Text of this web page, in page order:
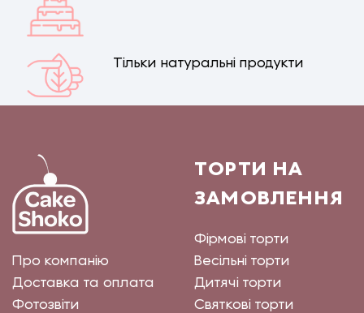
Тільки натуральні продукти
Про компанію
Доставка та оплата
Фотозвіти
ТОРТИ НА
ЗАМОВЛЕННЯ
Фірмові торти
Весільні торти
Дитячі торти
Святкові торти